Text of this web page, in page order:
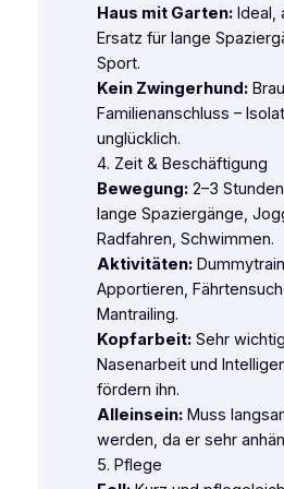
Haus mit Garten:Ideal,
Ersatz für lange
Sport.
Kein Zwingerhund:
Familienanschluss –
unglücklich.
4. Zeit & Beschäftigung
Bewegung:2–3
lange Spaziergänge,
Radfahren, Schwimmen.
Aktivitäten:
Apportieren,
Mantrailing.
Kopfarbeit:Sehr
Nasenarbeit und
fördern ihn.
Alleinsein:Muss
werden, da er sehr
5. Pflege